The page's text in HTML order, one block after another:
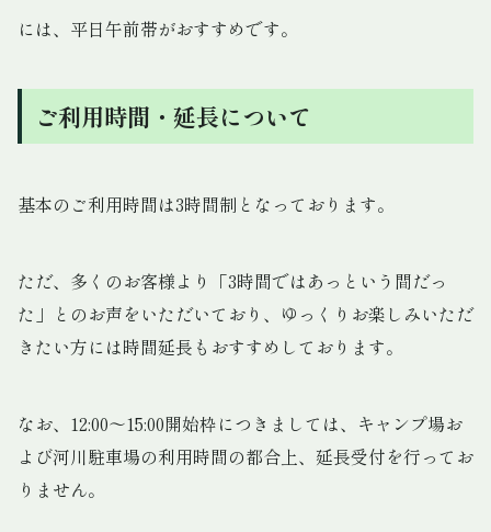
には、平日午前帯がおすすめです。
ご利用時間・延長について
基本のご利用時間は3時間制となっております。
ただ、多くのお客様より「3時間ではあっという間だっ
た」とのお声をいただいており、ゆっくりお楽しみいただ
きたい方には時間延長もおすすめしております。
なお、12:00〜15:00開始枠につきましては、キャンプ場お
よび河川駐車場の利用時間の都合上、延長受付を行ってお
りません。